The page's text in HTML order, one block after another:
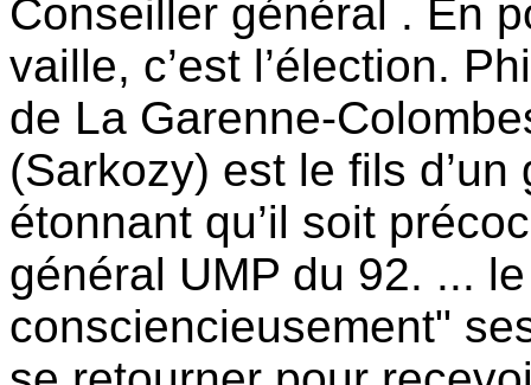
Conseiller général . En
vaille, c’est l’élection.
de La Garenne-
(Sarkozy) est le fils
étonnant qu’il soit
général UMP du 92. ...
consciencieusement"